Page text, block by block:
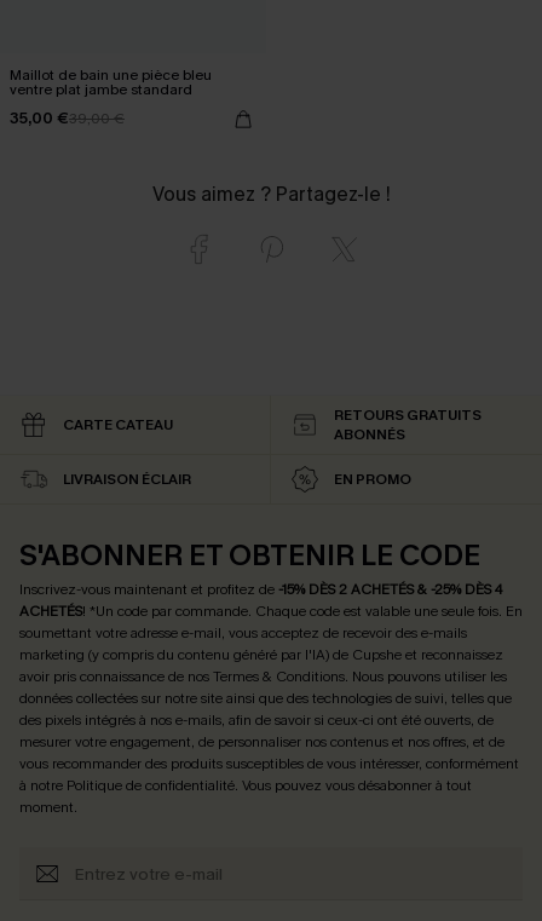
Maillot de bain une pièce bleu
ventre plat jambe standard
35,00 €39,00 €
Vous aimez ? Partagez-le !
CARTE CATEAU
RETOURS GRATUITS
ABONNÉS
LIVRAISON ÉCLAIR EN PROMO
S'ABONNER ET OBTENIR LE CODE
Inscrivez-vous maintenant et profitez de -15% DÈS 2 ACHETÉS & -25% DÈS 4
ACHETÉS! *Un code par commande. Chaque code est valable une seule fois. En
soumettant votre adresse e-mail, vous acceptez de recevoir des e-mails
marketing (y compris du contenu généré par l'IA) de Cupshe et reconnaissez
avoir pris connaissance de nosTermes & Conditions. Nous pouvons utiliser les
données collectées sur notre site ainsi que des technologies de suivi, telles que
des pixels intégrés à nos e-mails, afin de savoir si ceux-ci ont été ouverts, de
mesurer votre engagement, de personnaliser nos contenus et nos offres, et de
vous recommander des produits susceptibles de vous intéresser, conformément
à notre Politique de confidentialité. Vous pouvez vous désabonner à tout
moment.